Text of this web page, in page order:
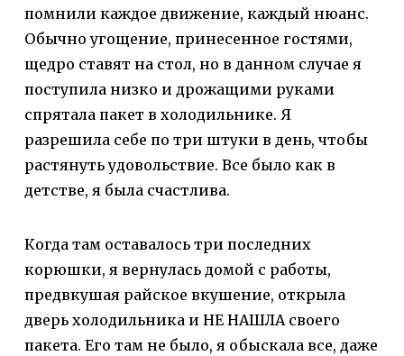
помнили каждое движение, каждый нюанс.
Обычно угощение, принесенное гостями,
щедро ставят на стол, но в данном случае я
поступила низко и дрожащими руками
спрятала пакет в холодильнике. Я
разрешила себе по три штуки в день, чтобы
растянуть удовольствие. Все было как в
детстве, я была счастлива.
Когда там оставалось три последних
корюшки, я вернулась домой с работы,
предвкушая райское вкушение, открыла
дверь холодильника и НЕ НАШЛА своего
пакета. Его там не было, я обыскала все, даже